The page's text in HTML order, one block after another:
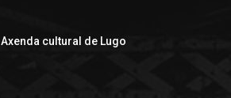
Axenda cultural de Lugo